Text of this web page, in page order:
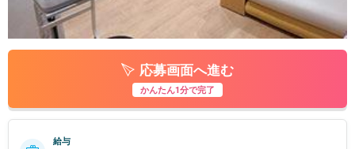
応募画面へ進む
かんたん1分で完了
給与